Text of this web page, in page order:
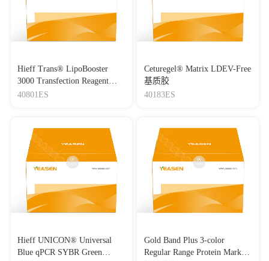
Hieff Trans® LipoBooster
3000 Transfection Reagent
Lipo3000转染试剂
40801ES
Ceturegel® Matrix LDEV-Free
基质胶
40183ES
Hieff UNICON® Universal
Blue qPCR SYBR Green
Gold Band Plus 3-color
Regular Range Protein Marker